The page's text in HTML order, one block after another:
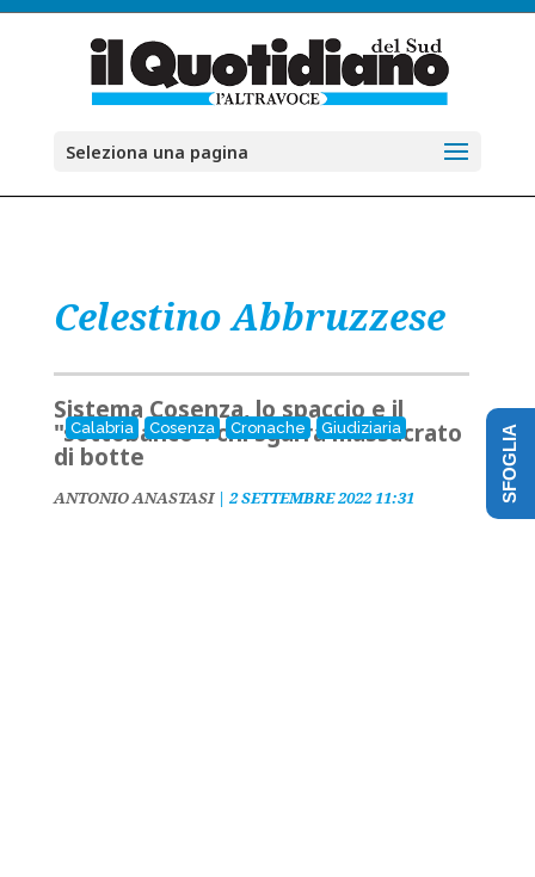
Seleziona una pagina
Celestino Abbruzzese
Calabria Cosenza Cronache Giudiziaria
Sistema Cosenza, lo spaccio e il
"sottobanco": chi sgarra massacrato
di botte
ANTONIO ANASTASI| 2 SETTEMBRE 2022 11:31 SFOGLIA